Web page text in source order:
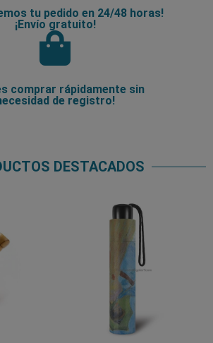
tu pedido en 24/48 horas!
¡Envío gratuito!
comprar rápidamente sin
de registro!
DESTACADOS